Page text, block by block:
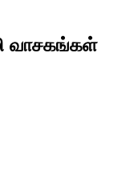
வாசகங்கள்